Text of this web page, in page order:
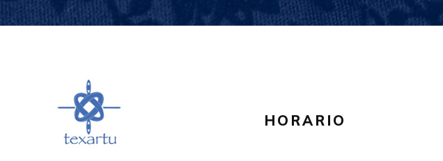
HORARIO